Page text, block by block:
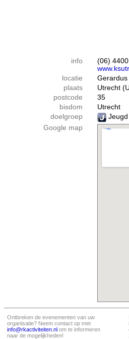
info
(06)
locatie
plaats
Utrecht
postcode
35
bisdom
Utrecht
doelgroep
Google map
Ontbreken de evenementen van uw
organisatie? Neem contact op met
info@rkactiviteiten.nl om te informeren
naar de mogelijkheden!